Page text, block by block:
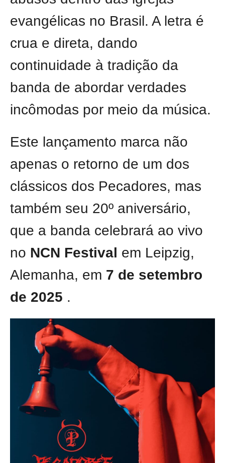
evangélicas no Brasil. A letra é
crua e direta, dando
continuidade à tradição da
banda de abordar verdades
incômodas por meio da música.
Este lançamento marca não
apenas o retorno de um dos
clássicos dos Pecadores, mas
também seu 20º aniversário,
que a banda celebrará ao vivo
no NCN Festival em Leipzig,
Alemanha, em 7 de setembro
de 2025 .